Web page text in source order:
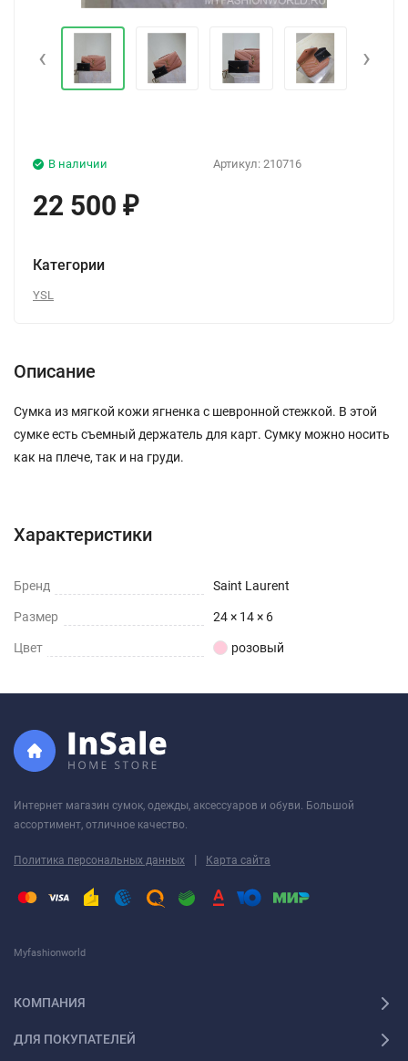
‹ ›
Артикул: 210716
В наличии
22 500 ₽
Категории
YSL
Описание
Сумка из мягкой кожи ягненка с шевронной стежкой. В этой
сумке есть съемный держатель для карт. Сумку можно носить
как на плече, так и на груди.
Характеристики
Бренд Saint Laurent
Размер 24 × 14 × 6
Цвет розовый
Интернет магазин сумок, одежды, аксессуаров и обуви. Большой
ассортимент, отличное качество.
Политика персональных данных | Карта сайта
Myfashionworld
КОМПАНИЯ
ДЛЯ ПОКУПАТЕЛЕЙ